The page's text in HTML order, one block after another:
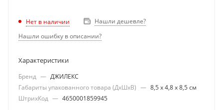
Нет в наличии
Нашли дешевле?
Нашли ошибку в описании?
Характеристики
Бренд — ДЖИЛЕКС
Габариты упакованного товара (ДхШхВ) — 8,5 х 4,8 х 8,5 см
ШтрихКод — 4650001859945